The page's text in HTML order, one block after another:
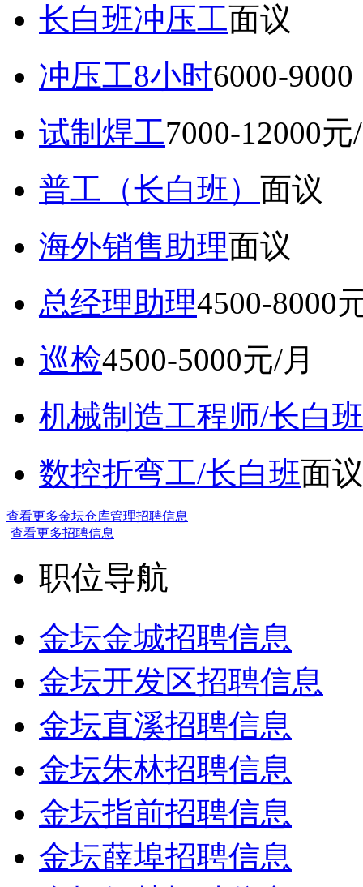
长白班冲压工面议
冲压工8小时6000-
试制焊工7000-12000元
普工（长白班） 面议
海外销售助理面议
总经理助理4500-8000
巡检4500-5000元/月
机械制造工程师/长白班
数控折弯工/长白班面议
查看更多金坛仓库管理招聘信息
查看更多招聘信息
职位导航
金坛金城招聘信息
金坛开发区招聘信息
金坛直溪招聘信息
金坛朱林招聘信息
金坛指前招聘信息
金坛薛埠招聘信息